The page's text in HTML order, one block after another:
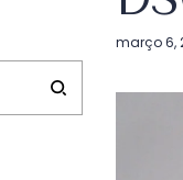
Postado
março 6,